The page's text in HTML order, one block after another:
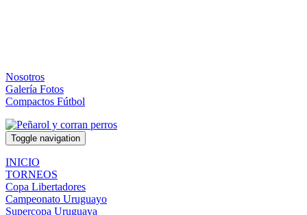
Nosotros
Galería Fotos
Compactos Fútbol
Toggle navigation
INICIO
TORNEOS
Copa Libertadores
Campeonato Uruguayo
Supercopa Uruguaya